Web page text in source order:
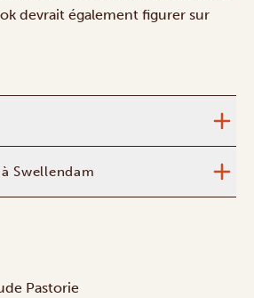
devrait également figurer sur
Swellendam
Pastorie